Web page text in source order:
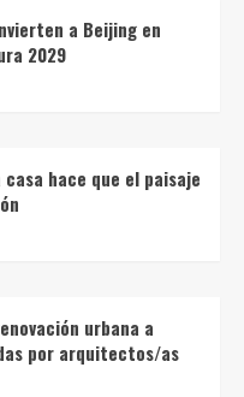
a Beijing en
2029
hace que el paisaje
urbana a
por arquitectos/as